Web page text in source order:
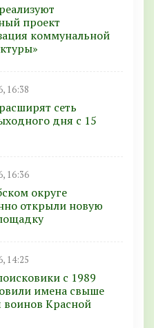
проект
коммунальной
16:38
сеть
дня с 15
16:36
округе
открыли новую
14:25
с 1989
имена свыше
воинов Красной